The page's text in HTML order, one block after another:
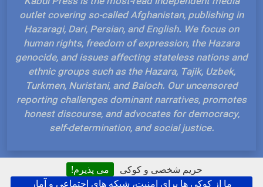
حریم شخصی و کوکی
می پذیرم!
ما از کوکی ها برای امنیت، شبکه های اجتماعی و آمار
outlet covering so-called Afghanistan, publishing in
Hazaragi, Dari, Persian, and English. We focus on
human rights, freedom of expression, the Hazara
genocide, and issues affecting stateless nations and
ethnic groups such as the Hazara, Tajik, Uzbek,
Turkmen, Nuristani, and Baloch. Our uncensored
reporting challenges dominant narratives, promotes
honest discourse, and advocates for democracy,
self-determination, and social justice.
Hosted and Developed by IP Plans